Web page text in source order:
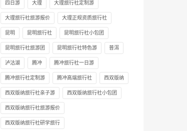
四日游 大理 大理旅行社定制游
大理旅行社旅游报价 大理正规资质旅行社
昆明 昆明旅行社 昆明旅行社小包团
昆明旅行社旅游团 昆明旅行社特色游 普洱
泸沽湖 腾冲 腾冲旅行社一日游
腾冲旅行社定制游 腾冲高端旅行社 西双版纳
西双版纳旅行社亲子游 西双版纳旅行社小包团
西双版纳旅行社旅游报价
西双版纳旅行社研学旅行